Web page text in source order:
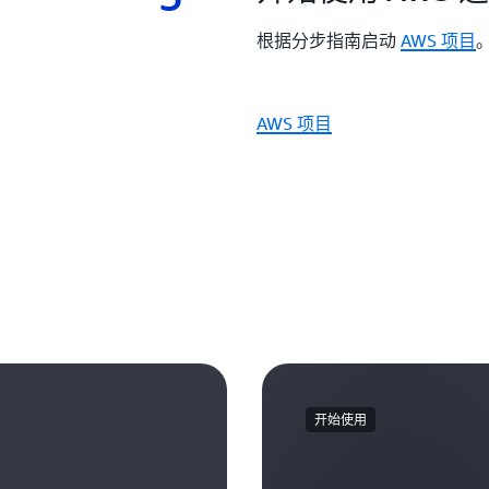
根据分步指南启动AWS 项目
AWS 项目
开始使用